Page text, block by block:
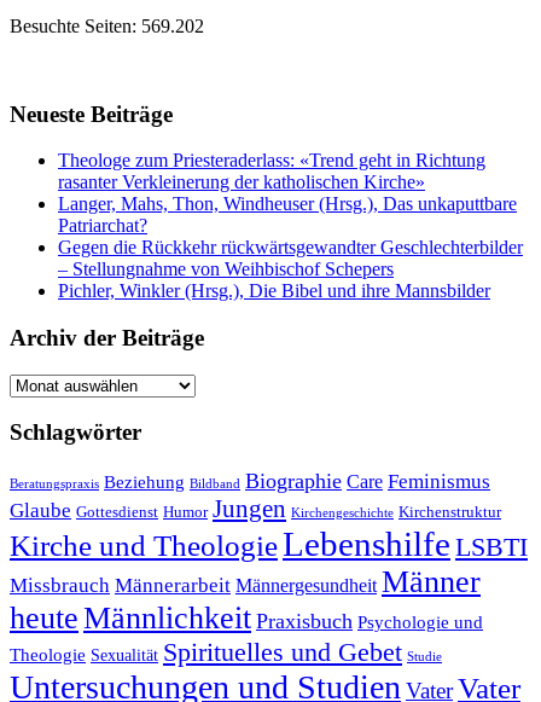
Besuchte Seiten: 569.202
Neueste Beiträge
Theologe zum Priesteraderlass: «Trend geht in Richtung
rasanter Verkleinerung der katholischen Kirche»
Langer, Mahs, Thon, Windheuser (Hrsg.), Das unkaputtbare
Patriarchat?
Gegen die Rückkehr rückwärtsgewandter Geschlechterbilder
– Stellungnahme von Weihbischof Schepers
Pichler, Winkler (Hrsg.), Die Bibel und ihre Mannsbilder
Archiv der Beiträge
Archiv
Beiträge
Schlagwörter
Beratungspraxis Beziehung Bildband Biographie Care Feminismus
Glaube Gottesdienst Humor Jungen Kirchengeschichte Kirchenstruktur
Kirche und TheologieLebenshilfe LSBTI
Missbrauch Männerarbeit Männergesundheit Männer
heuteMännlichkeit Praxisbuch Psychologie und
Theologie Sexualität Spirituelles und Gebet Studie
Untersuchungen und Studien VaterVater